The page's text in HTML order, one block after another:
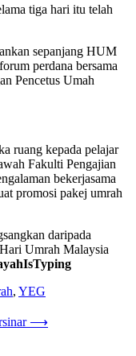
tiga hari itu telah
sepanjang HUM
perdana bersama
Pencetus Umah
ruang kepada pelajar
Fakulti Pengajian
bekerjasama
promosi pakej umrah
daripada
Umrah Malaysia
, YEG
⟶